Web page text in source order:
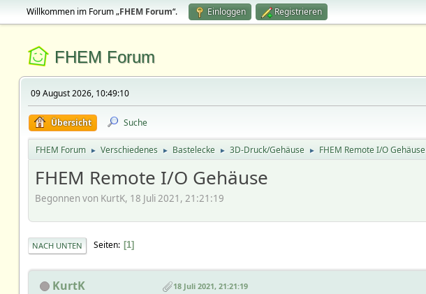
Willkommen im Forum „FHEM Forum“. Einloggen Registrieren
FHEM Forum
09 August 2026, 10:49:10
Übersicht Suche
FHEM Forum ► Verschiedenes ► Bastelecke ► 3D-Druck/Gehäuse ► FHEM Remote I/O Gehäuse
FHEM Remote I/O Gehäuse
Begonnen von KurtK, 18 Juli 2021, 21:21:19
NACH UNTEN Seiten 1
KurtK 18 Juli 2021, 21:21:19